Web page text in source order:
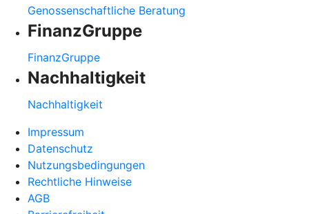
Genossenschaftliche Beratung
FinanzGruppe
FinanzGruppe
Nachhaltigkeit
Nachhaltigkeit
Impressum
Datenschutz
Nutzungsbedingungen
Rechtliche Hinweise
AGB